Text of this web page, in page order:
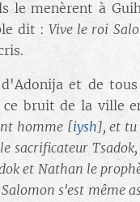
le menèrent à
dit : Vive le roi
et de
bruit de la ville
homme [iysh], et tu
sacrificateur
et Nathan le
Salomon s'est même